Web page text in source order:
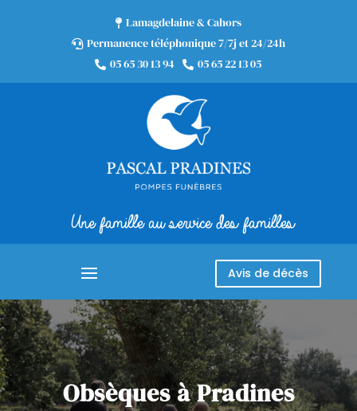
 Lamagdelaine & Cahors
 Permanence téléphonique 7/7j et 24/24h
 05 65 30 13 94  05 65 22 13 05
Une famille au service des familles
Avis de décès
ObsèquesàPradines